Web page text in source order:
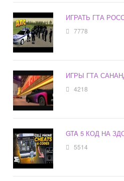
ИГРАТЬ ГТА
7778
ИГРЫ ГТА
4218
GTA 5 КОД НА
5514